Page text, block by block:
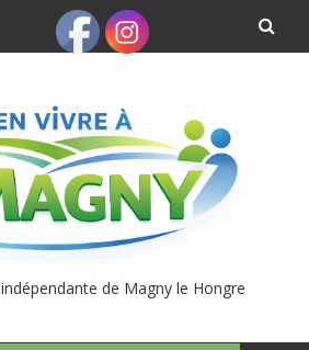
de Magny le Hongre